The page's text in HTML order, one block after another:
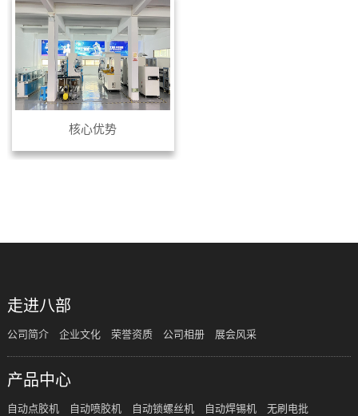
核心优势
走进八部
公司简介 企业文化 荣誉资质 公司相册 展会风采
产品中心
自动点胶机 自动喷胶机 自动锁螺丝机 自动焊锡机
无刷电批